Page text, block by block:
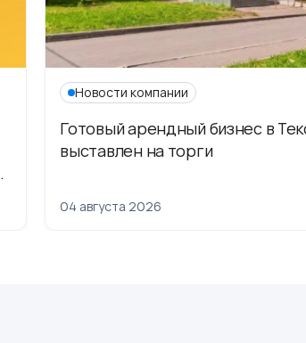
Новости компании
Готовый арендный бизнес в
выставлен на торги
04 августа 2026